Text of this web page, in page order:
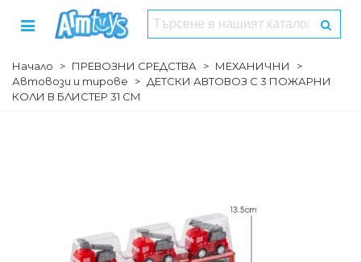
Начало > ПРЕВОЗНИ СРЕДСТВА > МЕХАНИЧНИ
>
Автовози и тирове
> ДЕТСКИ АВТОВОЗ С 3 ПОЖАРНИ
КОЛИ В БЛИСТЕР 31 СМ